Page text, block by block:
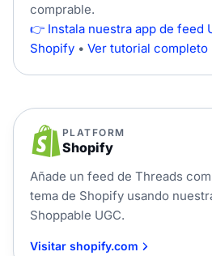
comprable.
👉 Instala nuestra app de feed
Shopify • Ver tutorial
PLATFORM
Shopify
Añade un feed de Threads
tema de Shopify usando
Shoppable UGC.
Visitar shopify.com